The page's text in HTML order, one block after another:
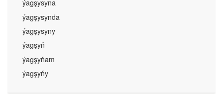
ýagşysyna
ýagşysynda
ýagşysyny
ýagşyň
ýagşyňam
ýagşyňy